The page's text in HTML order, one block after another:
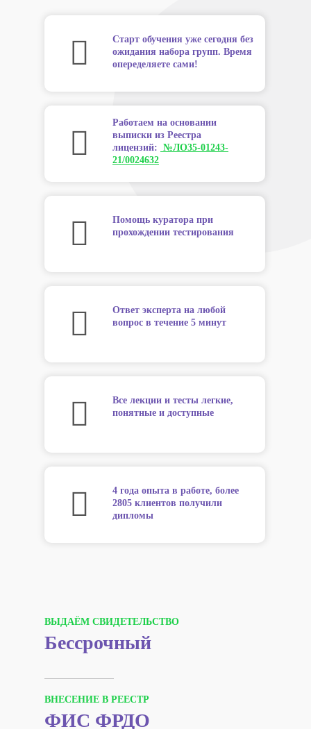
Старт обучения уже сегодня без
ожидания набора групп. Время
опеределяете сами!
Работаем на основании
выписки из Реестра
лицензий: №ЛО35-01243-
21/0024632
Помощь куратора при
прохождении тестирования
Ответ эксперта на любой
вопрос в течение 5 минут
Все лекции и тесты легкие,
понятные и доступные
4 года опыта в работе, более
2805 клиентов получили
дипломы
ВЫДАЁМ СВИДЕТЕЛЬСТВО
Бессрочный
ВНЕСЕНИЕ В РЕЕСТР
ФИС ФРДО